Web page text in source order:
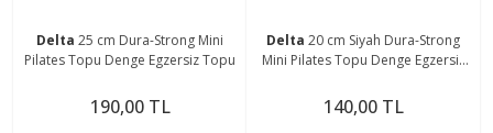
Delta 25 cm Dura-Strong Mini
Pilates Topu Denge Egzersiz Topu
190,00 TL
Delta 20 cm Siyah Dura-Strong
Mini Pilates Topu Denge Egzersiz
140,00 TL